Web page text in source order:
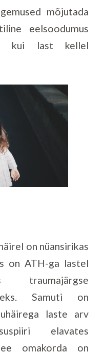
mõjutada
eelsoodumus
kui last kellel
on nüansirikas
on ATH-ga lastel
traumajärgse
Samuti on
laste arv
elavates
omakorda on